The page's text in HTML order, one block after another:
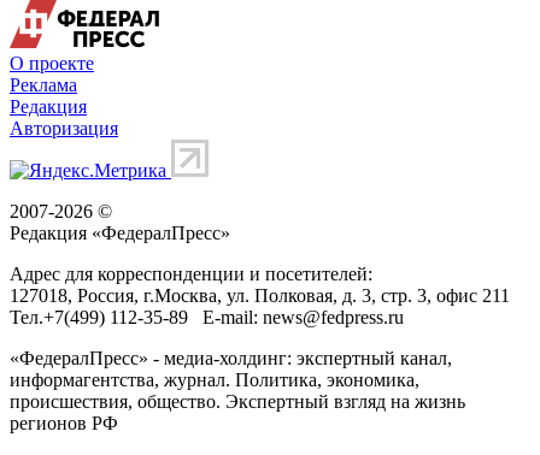
О проекте
Реклама
Редакция
Авторизация
2007-2026 ©
Редакция «ФедералПресс»
Адрес для корреспонденции и посетителей:
127018, Россия, г.Москва, ул. Полковая, д. 3, стр. 3, офис 211
Тел.+7(499) 112-35-89 E-mail: news@fedpress.ru
«ФедералПресс» - медиа-холдинг: экспертный канал,
информагентства, журнал. Политика, экономика,
происшествия, общество. Экспертный взгляд на жизнь
регионов РФ